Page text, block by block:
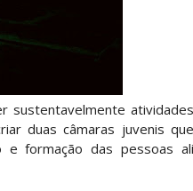
sustentavelmente atividades
duas câmaras juvenis que
e formação das pessoas ali